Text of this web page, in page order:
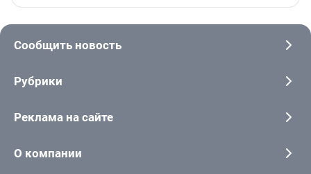
Сообщить новость
Рубрики
Реклама на сайте
О компании